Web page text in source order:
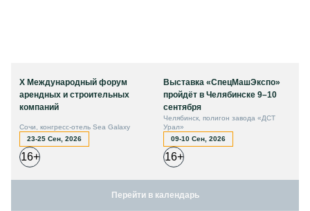
X Международный форум
арендных и строительных
компаний
Сочи, конгресс-отель Sea Galaxy
23-25 Сен, 2026
16+
Выставка «СпецМашЭкспо»
пройдёт в Челябинске 9–10
сентября
Челябинск, полигон завода «ДСТ
Урал»
09-10 Сен, 2026
16+
Перейти в календарь